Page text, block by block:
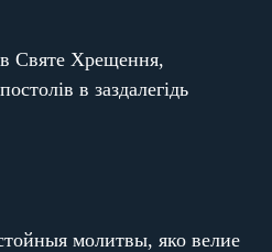
Святе Хрещення,
в заздалегідь
молитвы, яко велие